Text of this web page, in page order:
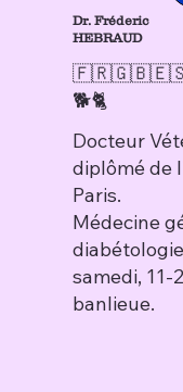
Dr. Fréderic
HEBRAUD
🐕🐈
Docteur
diplômé de
Paris.
Médecine
samedi, 11-
banlieue.